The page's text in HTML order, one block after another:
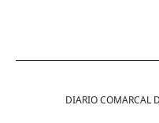
DIARIO COMARCAL